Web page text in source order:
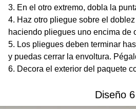
En el otro extremo, dobla la
Haz otro pliegue sobre el
haciendo pliegues uno encima de
Los pliegues deben terminar
y puedas cerrar la envoltura.
Decora el exterior del paquete
Diseño 6